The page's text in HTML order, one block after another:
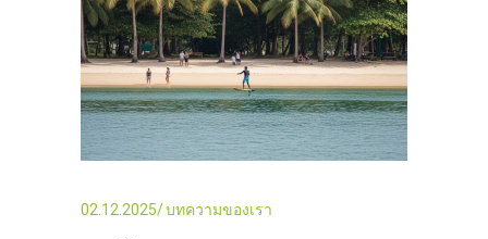
02.12.2025 บทความของเรา